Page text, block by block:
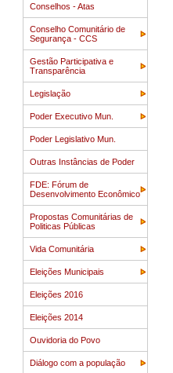
Conselhos - Atas
Conselho Comunitário de
Segurança - CCS
Gestão Participativa e
Transparência
Legislação
Poder Executivo Mun.
Poder Legislativo Mun.
Outras Instâncias de Poder
FDE: Fórum de
Desenvolvimento Econômico
Propostas Comunitárias de
Politicas Públicas
Vida Comunitária
Eleições Municipais
Eleições 2016
Eleições 2014
Ouvidoria do Povo
Diálogo com a população